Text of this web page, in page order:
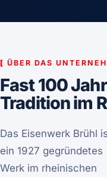
[ ÜBER DAS
Fast 100
Tradition im
Das Eisenwerk Brühl
ein 1927 gegründetes
Werk im rheinischen